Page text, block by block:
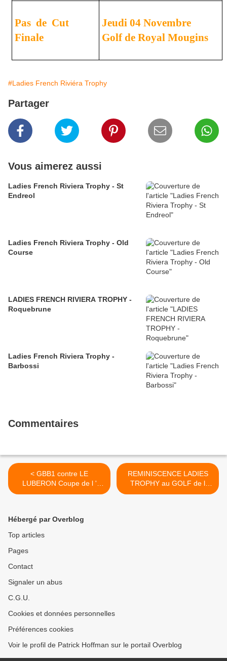
Pas de Cut
Finale
Jeudi 04 Novembre
Golf de Royal Mougins
#Ladies French Riviéra Trophy
Partager
Vous aimerez aussi
Ladies French Riviera Trophy - St
Endreol
Ladies French Riviera Trophy - Old
Course
LADIES FRENCH RIVIERA TROPHY -
Roquebrune
Ladies French Riviera Trophy -
Barbossi
Commentaires
< GBB1 contre LE
LUBERON Coupe de l '
Amitié 3éme Division
REMINISCENCE LADIES
TROPHY au GOLF de l
'ESTEREL >
Hébergé par Overblog
Top articles
Pages
Contact
Signaler un abus
C.G.U.
Cookies et données personnelles
Préférences cookies
Voir le profil de Patrick Hoffman sur le portail Overblog